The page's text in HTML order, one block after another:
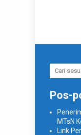
Pos-
MTsN
Link